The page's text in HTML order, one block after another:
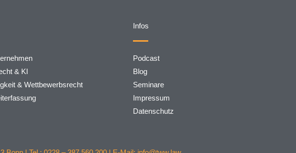
& KI
& Wettbewerbsrecht
Infos
Podcast
Blog
Seminare
Impressum
Datenschutz